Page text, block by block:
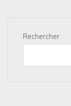
Rechercher